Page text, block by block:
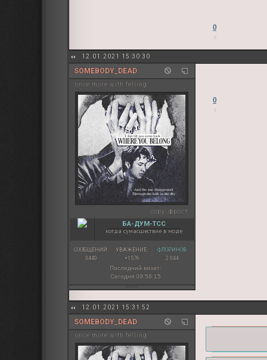
0
12.01.2021 15:30:30
SOMEBODY_DEAD
once more with felling
copy: фрост
БА-ДУМ-ТСС
когда сумасшествие в моде
СООБЩЕНИЙ:
3440
УВАЖЕНИЕ:
+1576
ФЛОРИНОВ:
2 044
Последний визит:
Сегодня 09:58:15
0
12.01.2021 15:31:52
SOMEBODY_DEAD
once more with felling